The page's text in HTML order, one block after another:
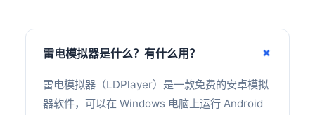
雷电模拟器是什么？有什么用？
雷电模拟器（LDPlayer）是一款免费的安卓模拟
器软件，可以在 Windows 电脑上运行 Android